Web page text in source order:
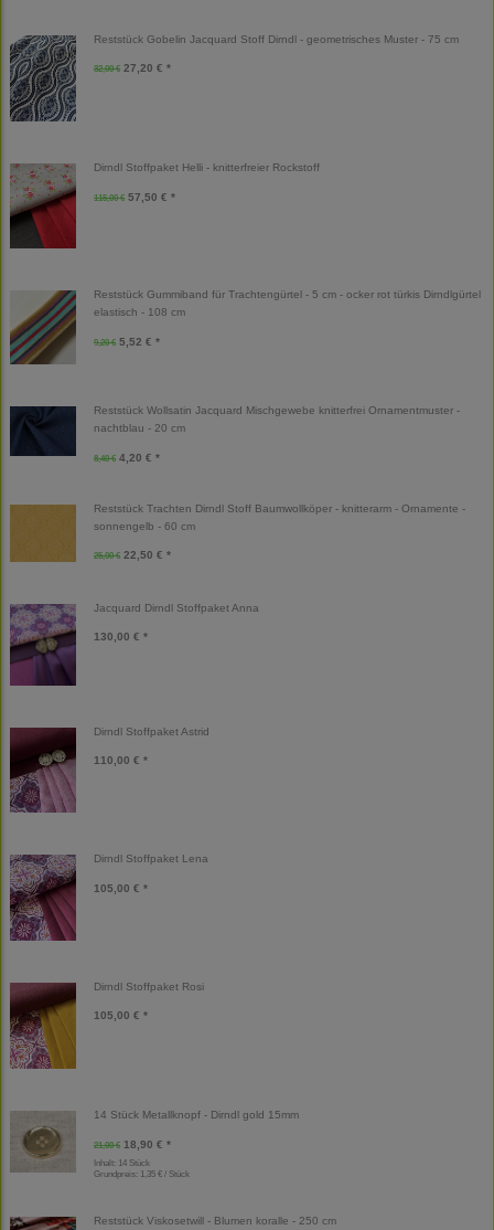
Reststück Gobelin Jacquard Stoff Dirndl - geometrisches Muster - 75 cm
32,00 € 27,20 € *
Dirndl Stoffpaket Helli - knitterfreier Rockstoff
115,00 € 57,50 € *
Reststück Gummiband für Trachtengürtel - 5 cm - ocker rot türkis Dirndlgürtel
elastisch - 108 cm
9,20 € 5,52 € *
Reststück Wollsatin Jacquard Mischgewebe knitterfrei Ornamentmuster -
nachtblau - 20 cm
8,40 € 4,20 € *
Reststück Trachten Dirndl Stoff Baumwollköper - knitterarm - Ornamente -
sonnengelb - 60 cm
25,00 € 22,50 € *
Jacquard Dirndl Stoffpaket Anna
130,00 € *
Dirndl Stoffpaket Astrid
110,00 € *
Dirndl Stoffpaket Lena
105,00 € *
Dirndl Stoffpaket Rosi
105,00 € *
14 Stück Metallknopf - Dirndl gold 15mm
21,00 € 18,90 € *
Inhalt: 14 Stück
Grundpreis: 1,35 € / Stück
Reststück Viskosetwill - Blumen koralle - 250 cm